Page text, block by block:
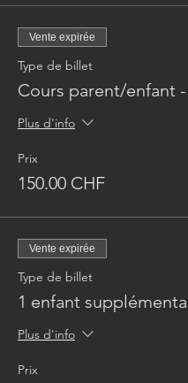
Vente expirée
Type de billet
Cours parent/enfant
Plus d'info
Prix
150.00 CHF
Vente expirée
Type de billet
1 enfant
Plus d'info
Prix